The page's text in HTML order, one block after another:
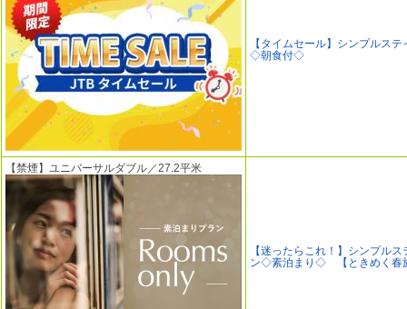
【タイムセール】シンプルステ
◇朝食付◇
【禁煙】ユニバーサルダブル／27.2平米
【迷ったらこれ！】シンプルス
ン◇素泊まり◇ 【ときめく春